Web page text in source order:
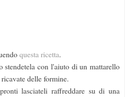
questa ricetta.
stendetela con l'aiuto di un mattarello
delle formine.
lasciateli raffreddare su di una